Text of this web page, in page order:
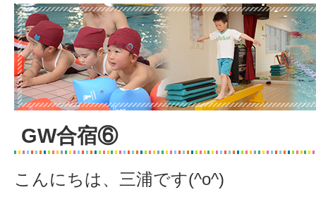
ベビーコース
幼児コース
小学生コース
育成コース
選手コース
キッズパーク(体操教室)
子どもダンス教室
■入会案内■ アクア悠々クラブ
いきいきコース
■入会案内■
GW合宿⑥
こんにちは、三浦です(^o^)